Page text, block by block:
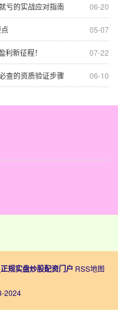
06-20
亏的实战应对指南
05-07
07-22
新征程！
06-10
查的资质验证步骤
规实盘炒股配资门户 RSS地图
2024